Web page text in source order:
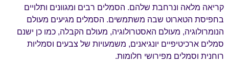
קריאה מלאה ונרחבת שלהם. הסמלים רבים ומגוונים ותלויים
בחפיסת הטארוט שבה משתמשים. הסמלים מגיעים מעולם
הנומרולוגיה, מעולם האסטרולוגיה, מעולם הקבלה, כמו כן ישנם
סמלים ארכיטיפיים יונגיאנים, משמעויות של צבעים וסמליות
רוחנית וסמלים מפירושי חלומות.